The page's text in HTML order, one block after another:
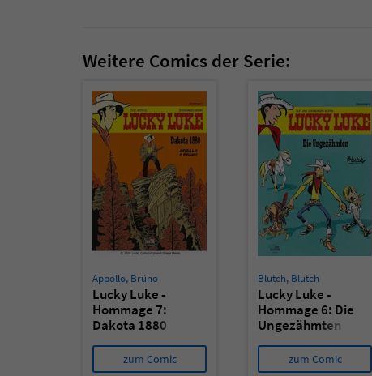
Weitere Comics der Serie:
Appollo, Brüno
Lucky Luke -
Hommage 7:
Dakota 1880
zum Comic
Blutch, Blutch
Lucky Luke -
Hommage 6: Die
Ungezähmten
zum Comic